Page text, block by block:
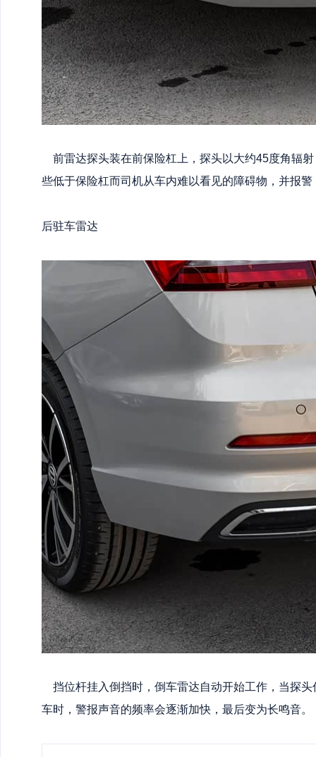
前雷达探头装在前保险杠上，探头以大约45度角辐
些低于保险杠而司机从车内难以看见的障碍物，并报
后驻车雷达
挡位杆挂入倒挡时，倒车雷达自动开始工作，当探
车时，警报声音的频率会逐渐加快，最后变为长鸣音